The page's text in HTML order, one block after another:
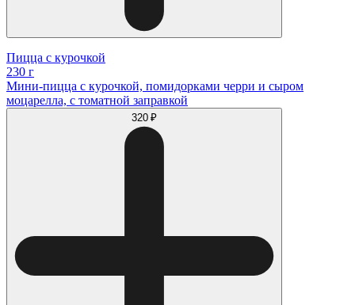
Пицца с курочкой
230 г
Мини-пицца с курочкой, помидорками черри и сыром
моцарелла, с томатной заправкой
320 ₽